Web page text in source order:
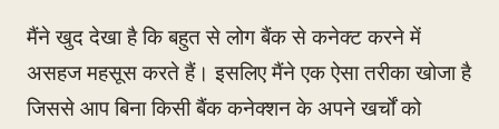
मैंने खुद देखा है कि बहुत से लोग बैंक से कनेक्ट करने में
असहज महसूस करते हैं। इसलिए मैंने एक ऐसा तरीका खोजा है
जिससे आप बिना किसी बैंक कनेक्शन के अपने खर्चों को